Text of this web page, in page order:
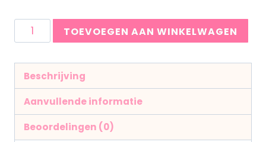
TOEVOEGEN AAN WINKELWAGEN
Beschrijving
Aanvullende informatie
Beoordelingen (0)